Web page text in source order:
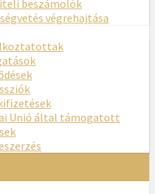
beszámolók
végrehajtása
Unió által támogatott